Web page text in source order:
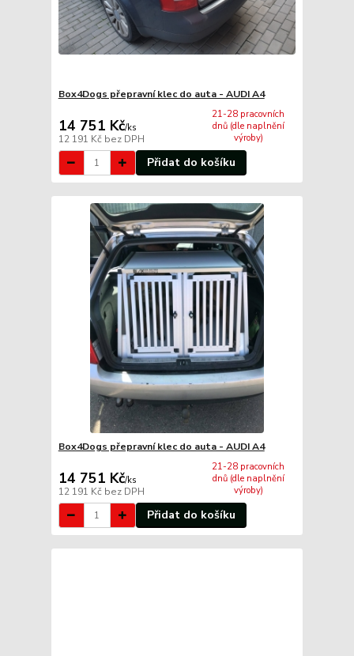
Box4Dogs přepravní klec do auta - AUDI A4
14 751 Kč/ks
12 191 Kč bez DPH
21-28 pracovních
dnů (dle naplnění
výroby)
Přidat do košíku
Box4Dogs přepravní klec do auta - AUDI A4
14 751 Kč/ks
12 191 Kč bez DPH
21-28 pracovních
dnů (dle naplnění
výroby)
Přidat do košíku